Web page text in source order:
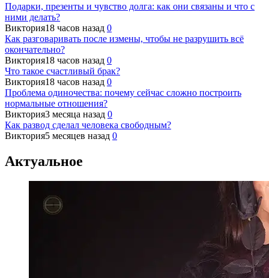
Подарки, презенты и чувство долга: как они связаны и что с
ними делать?
Виктория18 часов назад 0
Как разговаривать после измены, чтобы не разрушить всё
окончательно?
Виктория18 часов назад 0
Что такое счастливый брак?
Виктория18 часов назад 0
Проблема одиночества: почему сейчас сложно построить
нормальные отношения?
Виктория3 месяца назад 0
Как развод сделал человека свободным?
Виктория5 месяцев назад 0
Актуальное